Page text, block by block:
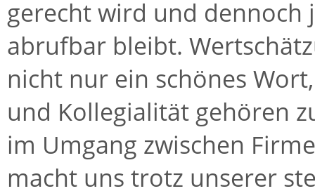
gerecht wird und
abrufbar bleibt.
nicht nur ein schönes
und Kollegialität gehören
im Umgang zwischen
macht uns trotz unserer